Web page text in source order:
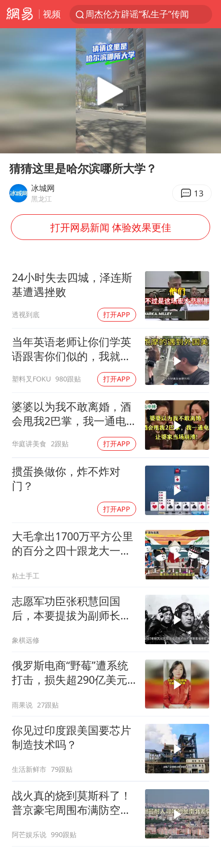
视频
周杰伦方辟谣“私生子”传闻
官方通报传销头目出狱办书院
台风白海豚可能在浙江登陆
因凡蒂诺首次公开道歉
《Monica》填词人黎彼得去世
人贩子“梅姨”真实姓名曝光
陕西柞水遭遇暴雨五千余户群众转移
董路致歉：泰国10岁黑人父母是伪造的
13岁少年白天写作业晚上夜市炒粉
Play
00:17
猜猜这里是哈尔滨哪所大学？
冰城网
黑龙江 13
打开网易新闻 体验效果更佳
24小时失去四城，泽连斯
基遭遇挫败
透视到底 打开APP
当年英语老师让你们学英
语跟害你们似的，我就是
塑料叉FOKU 980跟贴 打开APP
婆婆以为我不敢离婚，酒
会甩我2巴掌，我一通电
华庭讲美食 2跟贴 打开APP
掼蛋换做你，炸不炸对
门？
打开APP
大毛拿出1700万平方公里
的百分之四十跟龙大一起
粘土手工
志愿军功臣张积慧回国
后，本要提拔为副师长，
象棋远修
俄罗斯电商“野莓”遭系统
打击，损失超290亿美元#
雨果说 27跟贴
你见过印度跟美国要芯片
制造技术吗？
生活新鲜市 79跟贴
战火真的烧到莫斯科了！
普京豪宅周围布满防空
阿芒娱乐说 990跟贴